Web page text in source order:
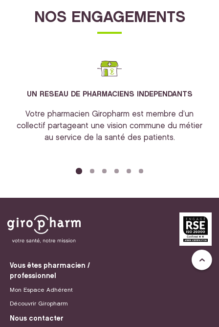
NOS ENGAGEMENTS
UN RESEAU DE PHARMACIENS INDEPENDANTS
Votre pharmacien Giropharm est membre d’un
collectif partageant une vision commune du métier
au service de la santé des patients.
Vous êtes pharmacien /
professionnel
Mon Espace Adhérent
Découvrir Giropharm
Nous contacter